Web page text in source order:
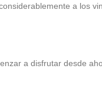
a los
a disfrutar desde